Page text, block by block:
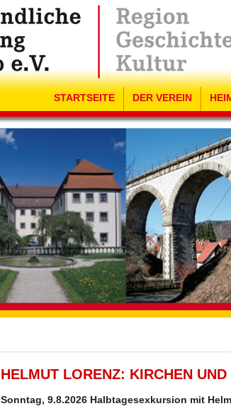
STARTSEITE DER VEREIN
HELMUT LORENZ: KIRCHEN
Sonntag, 9.8.2026 Halbtagesexkursion mit